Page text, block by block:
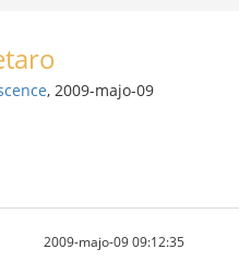
, 2009-majo-09
2009-majo-09 09:12:35